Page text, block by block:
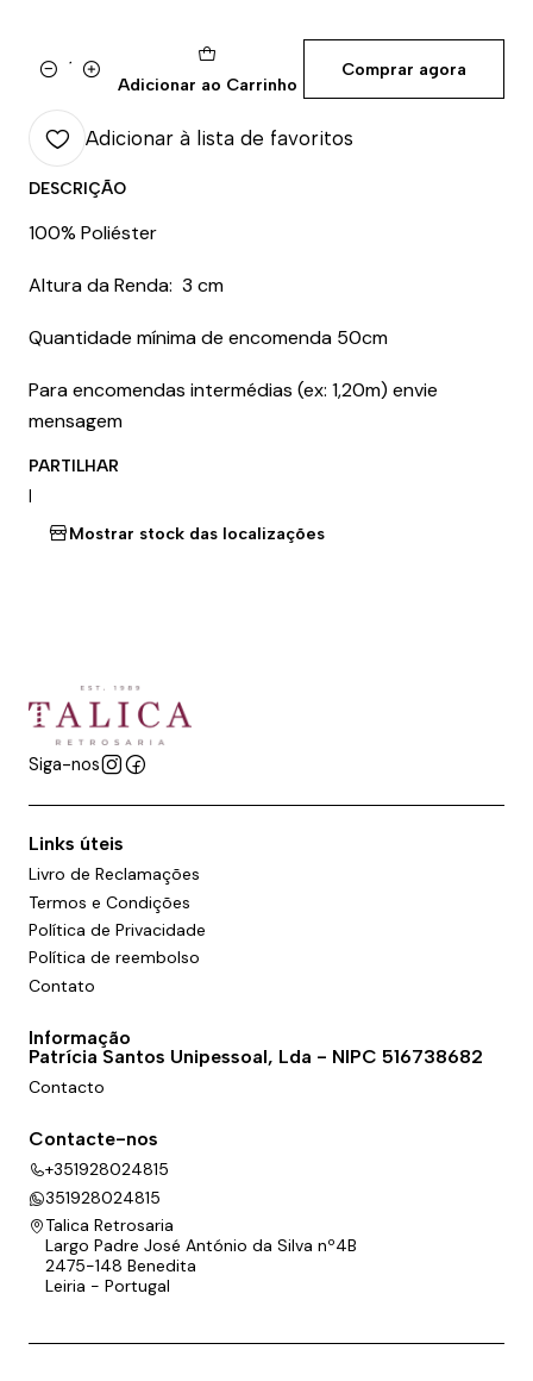
QuantidadeAdicionar ao Carrinho
Comprar agora
Adicionar à lista de favoritos
DESCRIÇÃO
100% Poliéster
Altura da Renda: 3 cm
Quantidade mínima de encomenda 50cm
Para encomendas intermédias (ex: 1,20m) envie
mensagem
PARTILHAR
|
Mostrar stock das localizações
Siga-nos
Links úteis
Livro de Reclamações
Termos e Condições
Política de Privacidade
Política de reembolso
Contato
Informação
Patrícia Santos Unipessoal, Lda - NIPC 516738682
Contacto
Contacte-nos
+351928024815
351928024815
Talica Retrosaria
Largo Padre José António da Silva nº4B
2475-148 Benedita
Leiria - Portugal